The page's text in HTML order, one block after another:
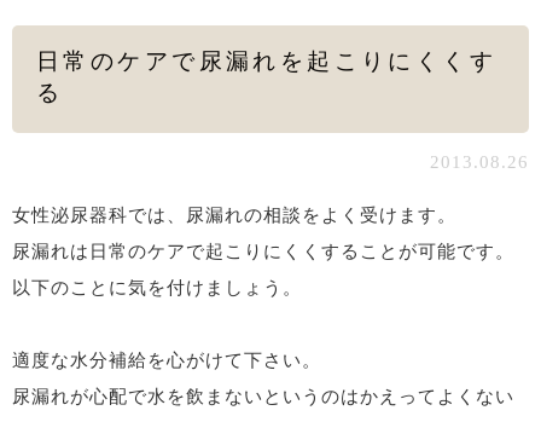
日常のケアで尿漏れを起こりにくくす
る
2013.08.26
女性泌尿器科では、尿漏れの相談をよく受けます。
尿漏れは日常のケアで起こりにくくすることが可能です。
以下のことに気を付けましょう。
適度な水分補給を心がけて下さい。
尿漏れが心配で水を飲まないというのはかえってよくない